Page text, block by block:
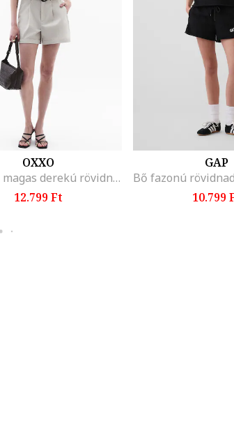
OXXO
Palsobel magas derekú rövidnadrág, Világosszürke
12.799 Ft
GAP
10.799